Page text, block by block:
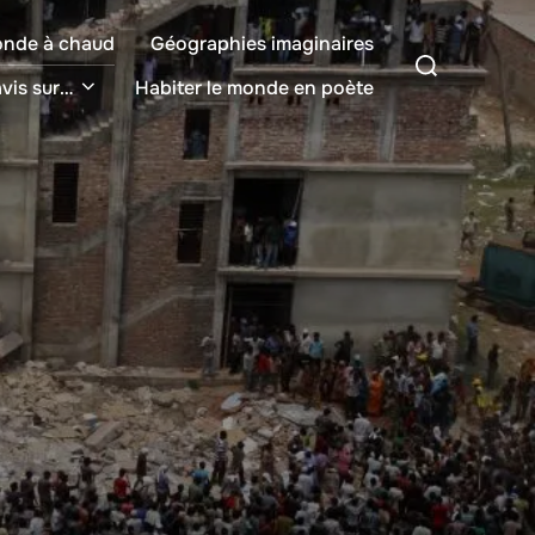
à chaud
Géographies imaginaires
sur… Habiter le monde en poète
Rechercher :